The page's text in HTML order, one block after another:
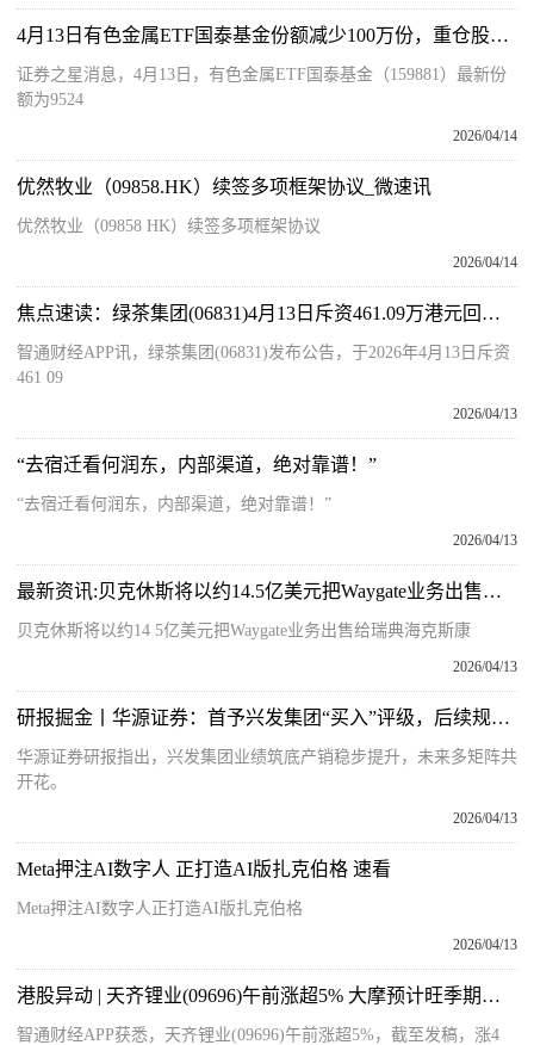
4月13日有色金属ETF国泰基金份额减少100万份，重仓股紫金矿业、洛阳钼业、北方稀土-今日精选
证券之星消息，4月13日，有色金属ETF国泰基金（159881）最新份
额为9524
2026/04/14
优然牧业（09858.HK）续签多项框架协议_微速讯
优然牧业（09858 HK）续签多项框架协议
2026/04/14
焦点速读：绿茶集团(06831)4月13日斥资461.09万港元回购54.96万股
智通财经APP讯，绿茶集团(06831)发布公告，于2026年4月13日斥资
461 09
2026/04/13
“去宿迁看何润东，内部渠道，绝对靠谱！”
“去宿迁看何润东，内部渠道，绝对靠谱！”
2026/04/13
最新资讯:贝克休斯将以约14.5亿美元把Waygate业务出售给瑞典海克斯康
贝克休斯将以约14 5亿美元把Waygate业务出售给瑞典海克斯康
2026/04/13
研报掘金丨华源证券：首予兴发集团“买入”评级，后续规划项目多，分红力度优异
华源证券研报指出，兴发集团业绩筑底产销稳步提升，未来多矩阵共
开花。
2026/04/13
Meta押注AI数字人 正打造AI版扎克伯格 速看
Meta押注AI数字人正打造AI版扎克伯格
2026/04/13
港股异动 | 天齐锂业(09696)午前涨超5% 大摩预计旺季期间市场供应将进一步收紧
智通财经APP获悉，天齐锂业(09696)午前涨超5%，截至发稿，涨4